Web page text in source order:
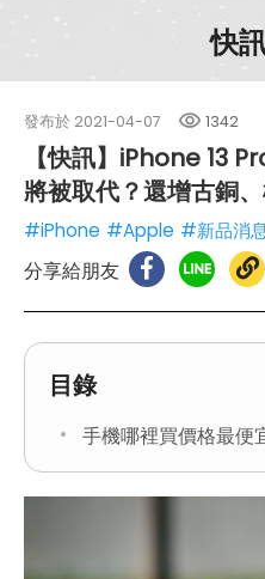
快
發布於 2021-04-07 1342
【快訊】iPhone 13
將被取代？還增古銅
#iPhone #Apple #新品消
分享給朋友
目錄
手機哪裡買價格最便